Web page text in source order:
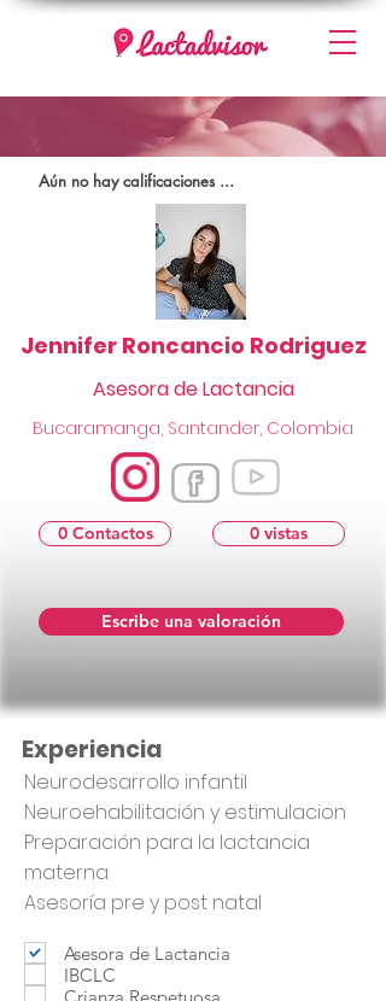
Aún no hay calificaciones ...
Escribe una valoración
0 Contactos
Bucaramanga, Santander, Colombia
Jennifer Roncancio Rodriguez
Asesora de Lactancia
0 vistas
Neurodesarrollo infantil
Neuroehabilitación y estimulacion
Preparación para la lactancia
materna
Asesoría pre y post natal
Asesora de Lactancia
IBCLC
Crianza Respetuosa
Experiencia